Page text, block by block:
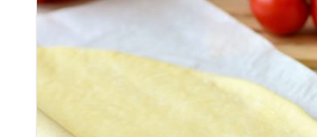
AGGIUNGI AL CARRELLO